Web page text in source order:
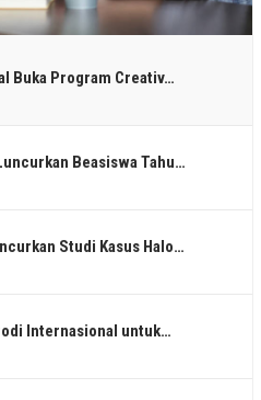
Buka Program Creativ…
Beasiswa Tahu…
Studi Kasus Halo…
Internasional untuk…